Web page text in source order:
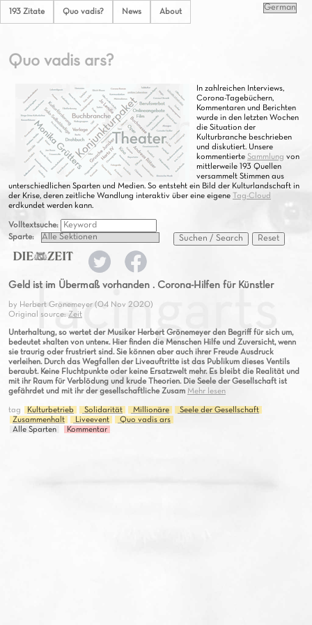
193 Zitate Quo vadis? News About
Quo vadis ars?
In zahlreichen Interviews,
Corona-Tagebüchern,
Kommentaren und Berichten
wurde in den letzten Wochen
die Situation der
Kulturbranche beschrieben
und diskutiert. Unsere
kommentierte Sammlung von
mittlerweile 193 Quellen
versammelt Stimmen aus
unterschiedlichen Sparten und Medien. So entsteht ein Bild der Kulturlandschaft in
der Krise, deren zeitliche Wandlung interaktiv über eine eigene Tag-Cloud
erdkundet werden kann.
Volltextsuche:
Sparte:
Suchen / Search Reset
Geld ist im Übermaß vorhanden . Corona-Hilfen für Künstler
by Herbert Grönemeyer (04 Nov 2020)
Original source: Zeit
Unterhaltung, so wertet der Musiker Herbert Grönemeyer den Begriff für sich um,
bedeutet »halten von unten«. Hier finden die Menschen Hilfe und Zuversicht, wenn
sie traurig oder frustriert sind. Sie können aber auch ihrer Freude Ausdruck
verleihen. Durch das Wegfallen der Liveauftritte ist das Publikum dieses Ventils
beraubt. Keine Fluchtpunkte oder keine Ersatzwelt mehr. Es bleibt die Realität und
mit ihr Raum für Verblödung und krude Theorien. Die Seele der Gesellschaft ist
gefährdet und mit ihr der gesellschaftliche Zusam Mehr lesen
tag Kulturbetrieb Solidarität Millionäre
Seele der Gesellschaft
Zusammenhalt
Liveevent
Quo vadis ars
Alle Sparten
Kommentar